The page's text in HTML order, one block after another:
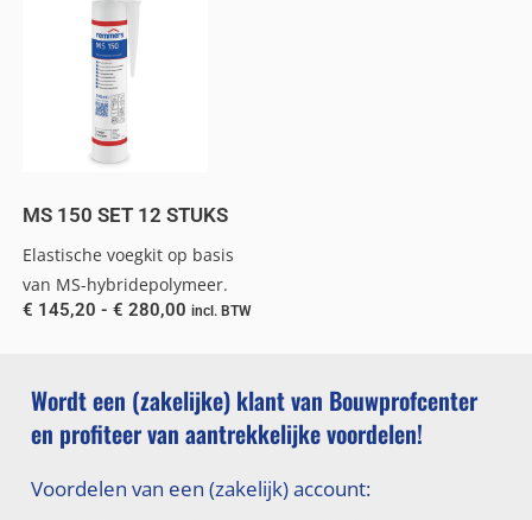
MS 150 SET 12 STUKS
Elastische voegkit op basis
van MS-hybridepolymeer.
€ 145,20 - € 280,00 incl. BTW
Wordt een (zakelijke) klant van Bouwprofcenter
en profiteer van aantrekkelijke voordelen!
Voordelen van een (zakelijk) account: